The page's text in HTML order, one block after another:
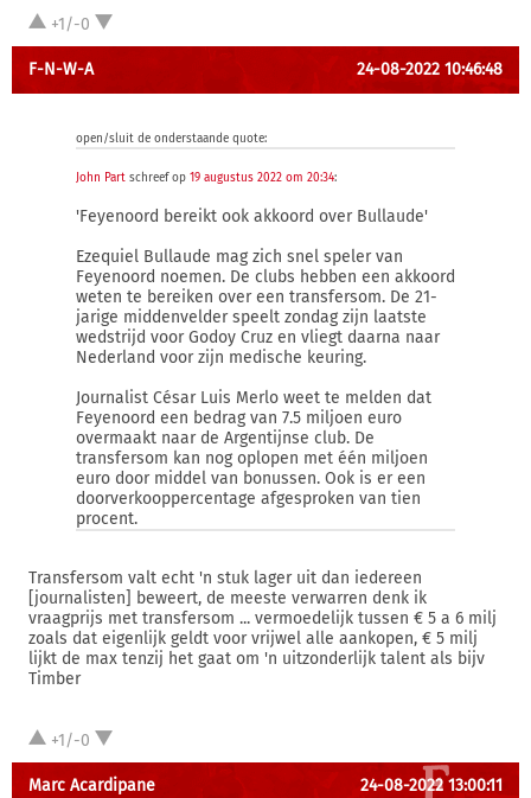
+1/-0
F-N-W-A 24-08-2022 10:46:48
open/sluit de onderstaande quote:
John Part schreef op 19 augustus 2022 om 20:34:
'Feyenoord bereikt ook akkoord over Bullaude'
Ezequiel Bullaude mag zich snel speler van
Feyenoord noemen. De clubs hebben een akkoord
weten te bereiken over een transfersom. De 21-
jarige middenvelder speelt zondag zijn laatste
wedstrijd voor Godoy Cruz en vliegt daarna naar
Nederland voor zijn medische keuring.
Journalist César Luis Merlo weet te melden dat
Feyenoord een bedrag van 7.5 miljoen euro
overmaakt naar de Argentijnse club. De
transfersom kan nog oplopen met één miljoen
euro door middel van bonussen. Ook is er een
doorverkooppercentage afgesproken van tien
procent.
Transfersom valt echt 'n stuk lager uit dan iedereen
[journalisten] beweert, de meeste verwarren denk ik
vraagprijs met transfersom ... vermoedelijk tussen € 5 a 6 milj
zoals dat eigenlijk geldt voor vrijwel alle aankopen, € 5 milj
lijkt de max tenzij het gaat om 'n uitzonderlijk talent als bijv
Timber
+1/-0
Marc Acardipane 24-08-2022 13:00:11